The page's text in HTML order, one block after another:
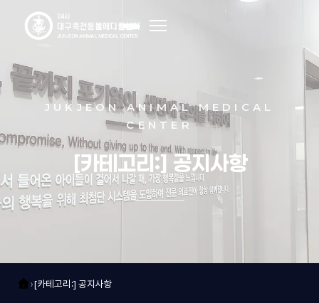
죽전소개
병원소개
의료진소개
보유장비
내과센터
JUKJEON ANIMAL MEDICAL
CENTER
[카테고리:] 공지사항
›[카테고리:] 공지사항